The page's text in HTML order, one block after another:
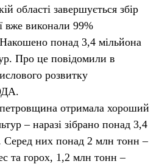
області завершується збір
вже виконали 99%
понад 3,4 мільйона
Про це повідомили в
розвитку
отримала хороший
– наразі зібрано понад 3,4
Серед них понад 2 млн тонн –
та горох, 1,2 млн тонн –